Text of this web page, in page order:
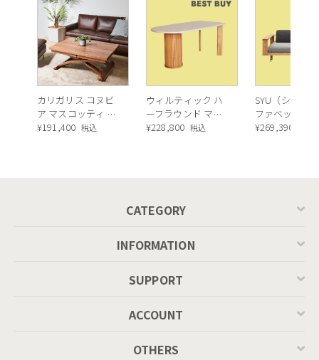
カリガリス コヌビ
ア マスコッティ 伸
長・昇降式テーブ
¥191,400 税込
ウィルティック ハ
ーフラウンド マテ
ィエラ塗装 ダイニ
¥228,800 税込
SYU（シュウ
ファベッド（
ュラル）
¥269,390
CATEGORY
INFORMATION
SUPPORT
ACCOUNT
OTHERS